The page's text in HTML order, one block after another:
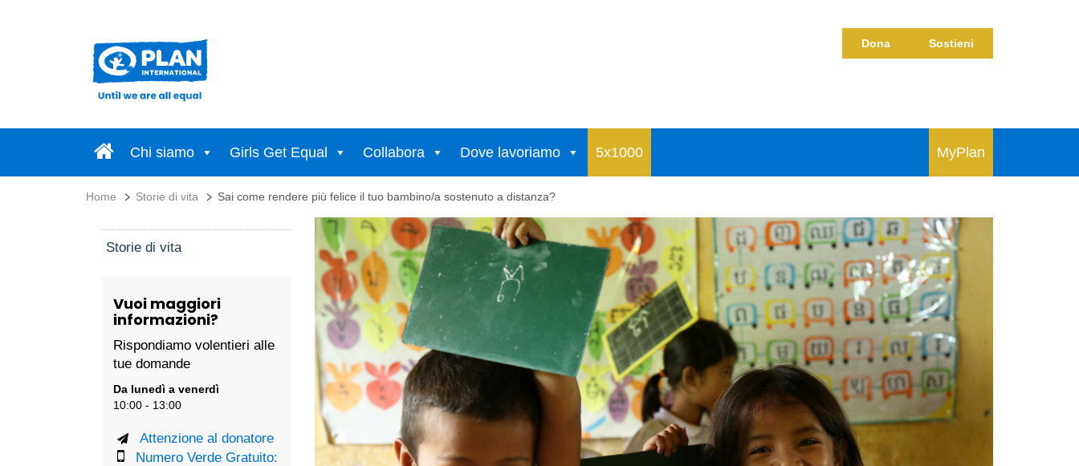
Dona Sostieni
Chi siamo Girls Get Equal Collabora Dove lavoriamo 5x1000 MyPlan
Home Storie di vita Sai come rendere più felice il tuo bambino/a sostenuto a distanza?
Storie di vita
Vuoi maggiori
informazioni?
Rispondiamo volentieri alle
tue domande
Da lunedì a venerdì
10:00 - 13:00
Attenzione al donatore
Numero Verde Gratuito: